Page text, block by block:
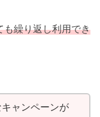
も繰り返し利用でき
ャンペーンが